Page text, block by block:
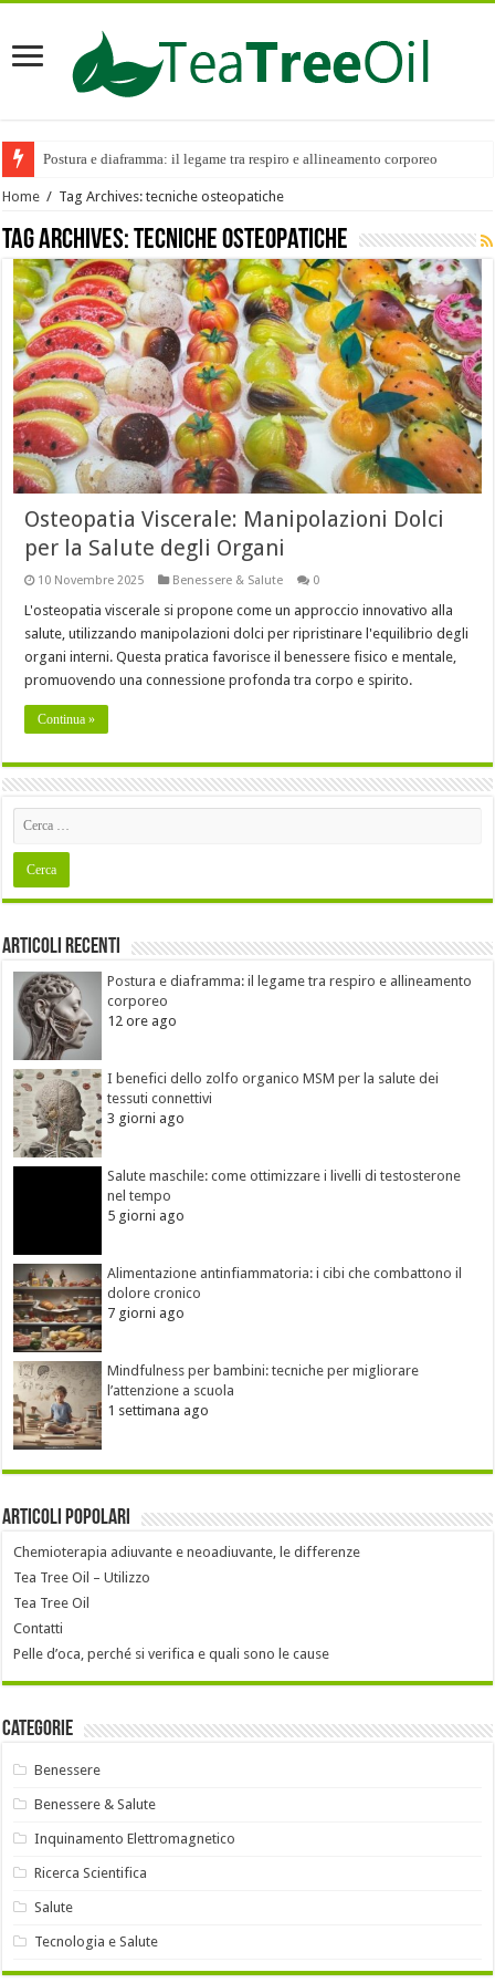
Postura e diaframma: il legame tra respiro e allineamento corporeo
Home / Tag Archives: tecniche osteopatiche
Tag Archives:tecniche osteopatiche
Osteopatia Viscerale: Manipolazioni Dolci
per la Salute degli Organi
10 Novembre 2025 Benessere & Salute 0
L'osteopatia viscerale si propone come un approccio innovativo alla
salute, utilizzando manipolazioni dolci per ripristinare l'equilibrio degli
organi interni. Questa pratica favorisce il benessere fisico e mentale,
promuovendo una connessione profonda tra corpo e spirito.
Continua »
Articoli recenti
Postura e diaframma: il legame tra respiro e allineamento
corporeo
12 ore ago
I benefici dello zolfo organico MSM per la salute dei
tessuti connettivi
3 giorni ago
Salute maschile: come ottimizzare i livelli di testosterone
nel tempo
5 giorni ago
Alimentazione antinfiammatoria: i cibi che combattono il
dolore cronico
7 giorni ago
Mindfulness per bambini: tecniche per migliorare
l’attenzione a scuola
1 settimana ago
Articoli popolari
Chemioterapia adiuvante e neoadiuvante, le differenze
Tea Tree Oil – Utilizzo
Tea Tree Oil
Contatti
Pelle d’oca, perché si verifica e quali sono le cause
Categorie
Benessere
Benessere & Salute
Inquinamento Elettromagnetico
Ricerca Scientifica
Salute
Tecnologia e Salute